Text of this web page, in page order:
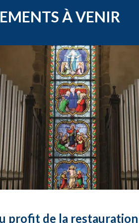
À VENIR
profit de la restauration